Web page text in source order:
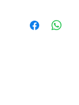
TPU Normal
TPU Multi